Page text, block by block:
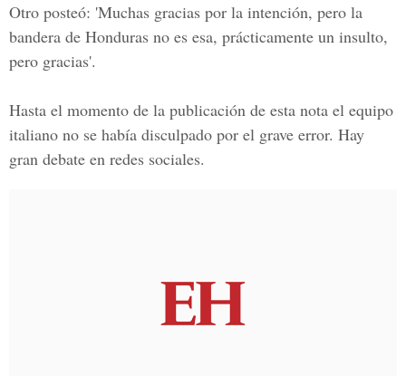
Otro posteó: 'Muchas gracias por la intención, pero la
bandera de Honduras no es esa, prácticamente un insulto,
pero gracias'.
Hasta el momento de la publicación de esta nota el equipo
italiano no se había disculpado por el grave error. Hay
gran debate en redes sociales.